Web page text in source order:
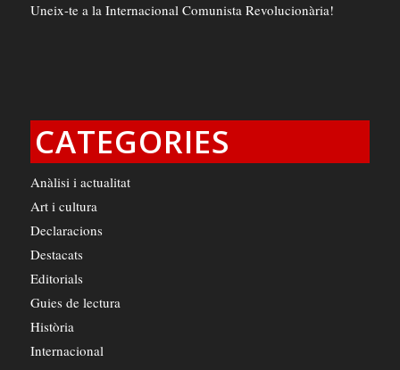
Uneix-te a la Internacional Comunista Revolucionària!
CATEGORIES
Anàlisi i actualitat
Art i cultura
Declaracions
Destacats
Editorials
Guies de lectura
Història
Internacional